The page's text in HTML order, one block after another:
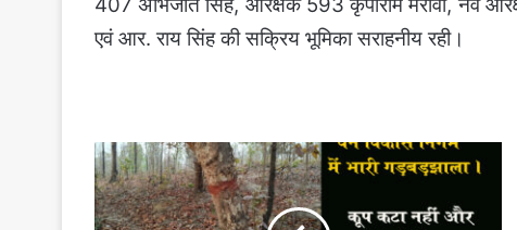
407 अभिजीत सिंह, आरक्षक 593 कृपाराम मेरावी, नव
एवं आर. राय सिंह की सक्रिय भूमिका सराहनीय रही।
वन
विकास
निगम
में